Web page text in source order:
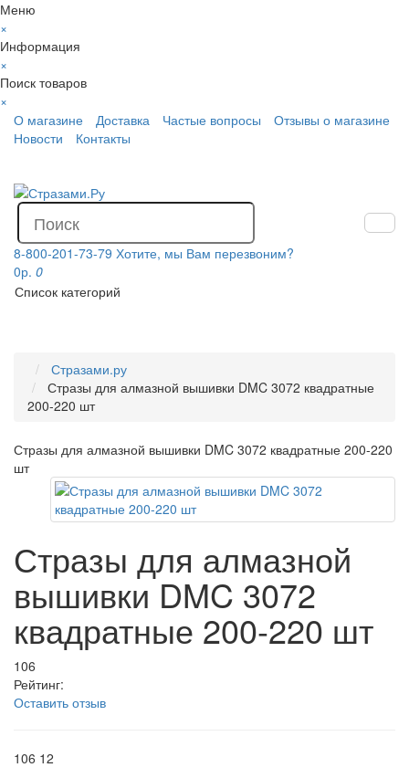
Меню
×
Информация
×
Поиск товаров
×
О магазине
Доставка Частые вопросы
Отзывы о магазине
Новости
Контакты
8-800-201-73-79 Хотите, мы Вам перезвоним?
0р. 0
Список категорий
Стразами.ру
Стразы для алмазной вышивки DMC 3072 квадратные
200-220 шт
Стразы для алмазной вышивки DMC 3072 квадратные 200-220
шт
Стразы для алмазной
вышивки DMC 3072
квадратные 200-220 шт
106
Рейтинг:
Оставить отзыв
106 12